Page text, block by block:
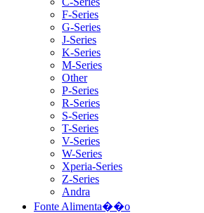
F-Series
G-Series
J-Series
K-Series
M-Series
Other
P-Series
R-Series
S-Series
T-Series
V-Series
W-Series
Xperia-Series
Z-Series
Andra
Fonte Alimenta��o